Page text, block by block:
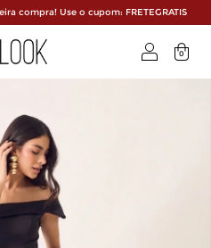
compra! Use o cupom: FRETEGRATIS
0